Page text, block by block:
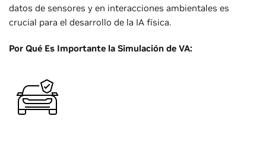
datos de sensores y en interacciones ambientales es
crucial para el desarrollo de la IA física.
Por Qué Es Importante la Simulación de VA: